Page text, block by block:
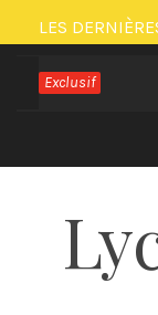
Passer
au
contenu
LES
Exclusif